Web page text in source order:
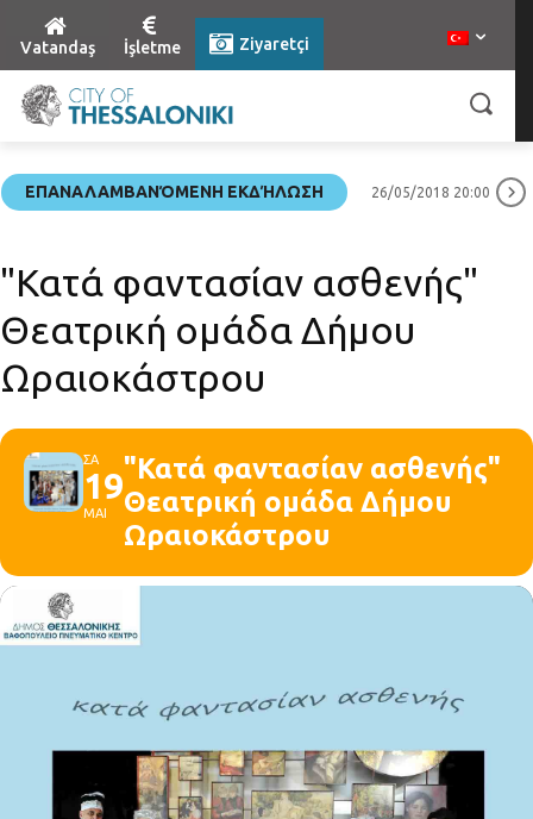
Vatandaş İşletme Ziyaretçi
ΕΠΑΝΑΛΑΜΒΑΝΌΜΕΝΗ ΕΚΔΉΛΩΣΗ 26/05/2018 20:00
"Κατά φαντασίαν ασθενής"
Θεατρική ομάδα Δήμου
Ωραιοκάστρου
ΣΑ
19
ΜΑΙ
"Κατά φαντασίαν ασθενής"
Θεατρική ομάδα Δήμου
Ωραιοκάστρου